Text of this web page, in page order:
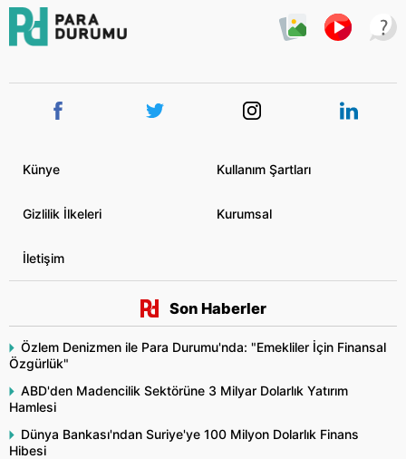
Künye Kullanım Şartları
Gizlilik İlkeleri Kurumsal
İletişim
Son Haberler
Özlem Denizmen ile Para Durumu'nda: "Emekliler İçin Finansal
Özgürlük"
ABD'den Madencilik Sektörüne 3 Milyar Dolarlık Yatırım
Hamlesi
Dünya Bankası'ndan Suriye'ye 100 Milyon Dolarlık Finans
Hibesi